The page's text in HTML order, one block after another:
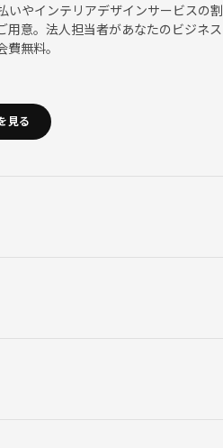
いやインテリアデザインサービスの割
用意。法人担当者があなたのビジネス
無料。
見る